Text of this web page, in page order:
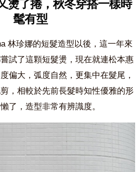
燙了捲，秋冬穿搭一樣時
髦有型
林珍娜的短髮造型以後，這一年來
試了這顆短髮燙，現在就連松本惠
偏大，弧度自然，更集中在髮尾，
，相較於先前長髮時知性優雅的形
了，造型非常有辨識度。